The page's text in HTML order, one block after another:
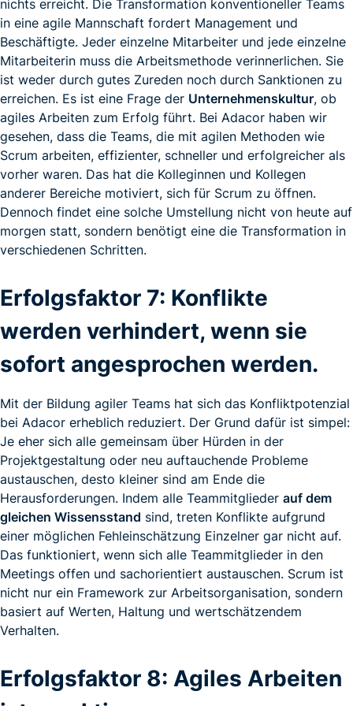
nichts erreicht. Die Transformation konventioneller Teams
in eine agile Mannschaft fordert Management und
Beschäftigte. Jeder einzelne Mitarbeiter und jede einzelne
Mitarbeiterin muss die Arbeitsmethode verinnerlichen. Sie
ist weder durch gutes Zureden noch durch Sanktionen zu
erreichen. Es ist eine Frage der Unternehmenskultur, ob
agiles Arbeiten zum Erfolg führt. Bei Adacor haben wir
gesehen, dass die Teams, die mit agilen Methoden wie
Scrum arbeiten, effizienter, schneller und erfolgreicher als
vorher waren. Das hat die Kolleginnen und Kollegen
anderer Bereiche motiviert, sich für Scrum zu öffnen.
Dennoch findet eine solche Umstellung nicht von heute auf
morgen statt, sondern benötigt eine die Transformation in
verschiedenen Schritten.
Erfolgsfaktor 7: Konflikte
werden verhindert, wenn sie
sofort angesprochen werden.
Mit der Bildung agiler Teams hat sich das Konfliktpotenzial
bei Adacor erheblich reduziert. Der Grund dafür ist simpel:
Je eher sich alle gemeinsam über Hürden in der
Projektgestaltung oder neu auftauchende Probleme
austauschen, desto kleiner sind am Ende die
Herausforderungen. Indem alle Teammitglieder auf dem
gleichen Wissensstand sind, treten Konflikte aufgrund
einer möglichen Fehleinschätzung Einzelner gar nicht auf.
Das funktioniert, wenn sich alle Teammitglieder in den
Meetings offen und sachorientiert austauschen. Scrum ist
nicht nur ein Framework zur Arbeitsorganisation, sondern
basiert auf Werten, Haltung und wertschätzendem
Verhalten.
Erfolgsfaktor 8: Agiles Arbeiten